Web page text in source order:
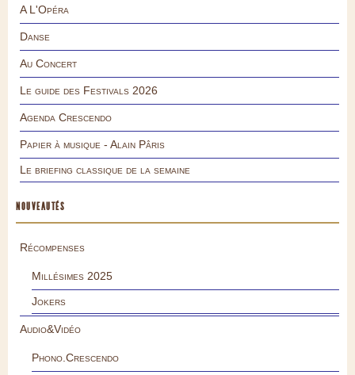
A L'Opéra
Danse
Au Concert
Le guide des Festivals 2026
Agenda Crescendo
Papier à musique - Alain Pâris
Le briefing classique de la semaine
NOUVEAUTÉS
Récompenses
Millésimes 2025
Jokers
Audio&Vidéo
Phono.Crescendo